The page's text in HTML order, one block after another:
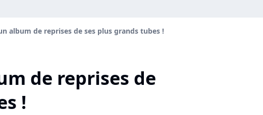
album de reprises de ses plus grands tubes !
de reprises de
!